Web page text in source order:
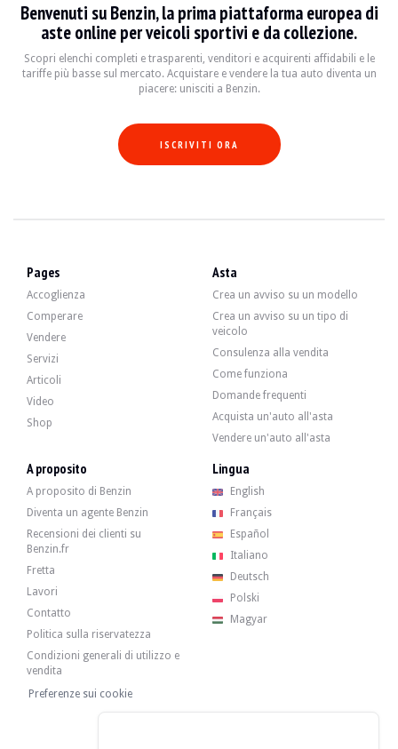
L'Audi A4 B5, produite entre 1994 et 2001, est une berline qui a marqué une
Fiche technique
102 à 265 ch
Benvenuti su Benzin, la prima piattaforma europea di
aste online per veicoli sportivi e da collezione.
Scopri elenchi completi e trasparenti, venditori e acquirenti affidabili e le
tariffe più basse sul mercato. Acquistare e vendere la tua auto diventa un
piacere: unisciti a Benzin.
ISCRIVITI ORA
Pages
Accoglienza
Comperare
Vendere
Servizi
Articoli
Video
Shop
Asta
Crea un avviso su un modello
Crea un avviso su un tipo di
veicolo
Consulenza alla vendita
Come funziona
Domande frequenti
Acquista un'auto all'asta
Vendere un'auto all'asta
A proposito
A proposito di Benzin
Diventa un agente Benzin
Recensioni dei clienti su
Benzin.fr
Fretta
Lavori
Contatto
Politica sulla riservatezza
Condizioni generali di utilizzo e
vendita
Preferenze sui cookie
Lingua
English
Français
Español
Italiano
Deutsch
Polski
Magyar